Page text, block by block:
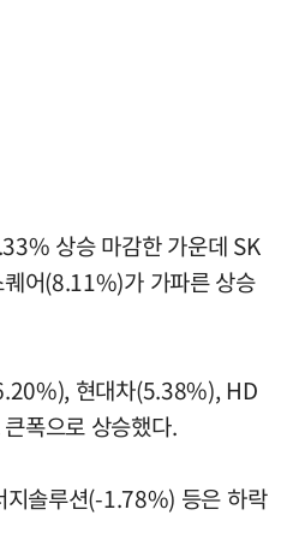
상승 마감한 가운데 SK
어(8.11%)가 가파른 상승
현대차(5.38%), HD
폭으로 상승했다.
솔루션(-1.78%) 등은 하락